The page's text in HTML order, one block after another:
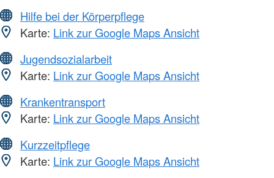
Hilfe bei der Körperpflege
Karte: Link zur Google Maps Ansicht
Jugendsozialarbeit
Karte: Link zur Google Maps Ansicht
Krankentransport
Karte: Link zur Google Maps Ansicht
Kurzzeitpflege
Karte: Link zur Google Maps Ansicht